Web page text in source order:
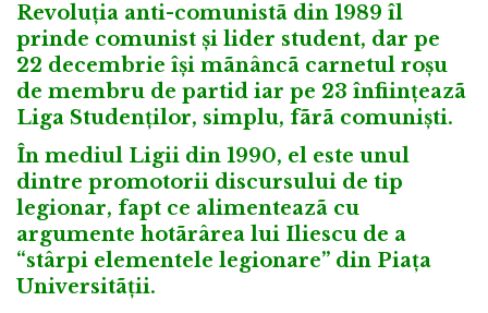
Revoluția anti-comunistã din 1989 îl
prinde comunist și lider student, dar pe
22 decembrie își mãnâncã carnetul roșu
de membru de partid iar pe 23 înființeazã
Liga Studenților, simplu, fãrã comuniști.
În mediul Ligii din 1990, el este unul
dintre promotorii discursului de tip
legionar, fapt ce alimenteazã cu
argumente hotãrârea lui Iliescu de a
“stârpi elementele legionare” din Piața
Universitãții.